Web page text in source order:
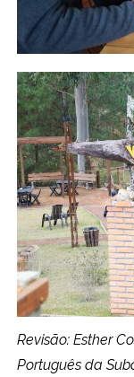
Revisão: Esther
Português da